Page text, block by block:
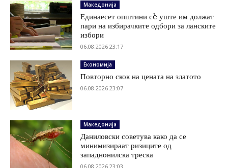
Македонија
Единаесет општини сè уште им должат
пари на избирачките одбори за ланските
избори
06.08.2026 23:17
Економија
Повторно скок на цената на златото
06.08.2026 23:07
Македонија
Даниловски советува како да се
минимизираат ризиците од
западнонилска треска
06.08.2026 23:03